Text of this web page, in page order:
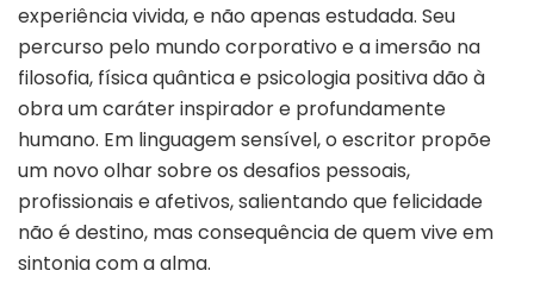
experiência vivida, e não apenas estudada. Seu
percurso pelo mundo corporativo e a imersão na
filosofia, física quântica e psicologia positiva dão à
obra um caráter inspirador e profundamente
humano. Em linguagem sensível, o escritor propõe
um novo olhar sobre os desafios pessoais,
profissionais e afetivos, salientando que felicidade
não é destino, mas consequência de quem vive em
sintonia com a alma.